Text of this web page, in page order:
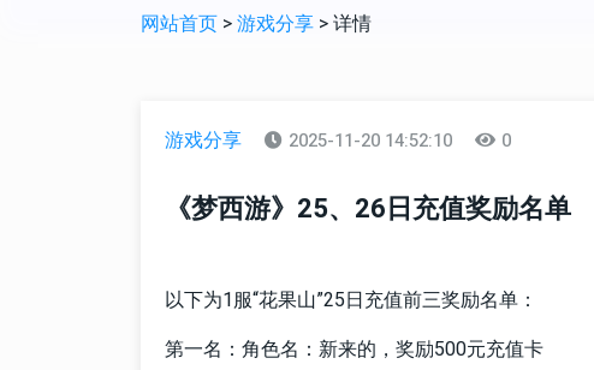
网站首页 >游戏分享 > 详情
游戏分享 2025-11-20 14:52:10 0
《梦西游》25、26日充值奖励名单
以下为1服“花果山”25日充值前三奖励名单：
第一名：角色名：新来的，奖励500元充值卡